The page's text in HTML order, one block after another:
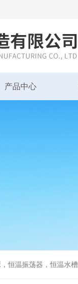
产品中心
荡器，恒温水槽，高低